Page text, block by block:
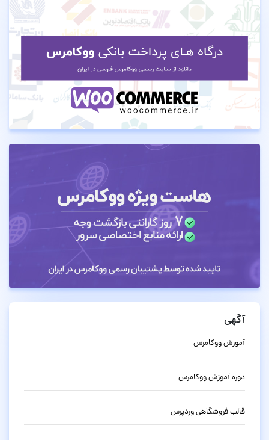
آگهی
آموزش ووکامرس
دوره آموزش ووکامرس
قالب فروشگاهی وردپرس